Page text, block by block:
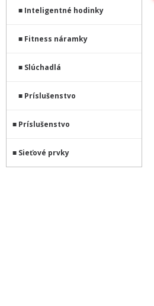
Inteligentné hodinky
Fitness náramky
Slúchadlá
Príslušenstvo
Príslušenstvo
Sieťové prvky